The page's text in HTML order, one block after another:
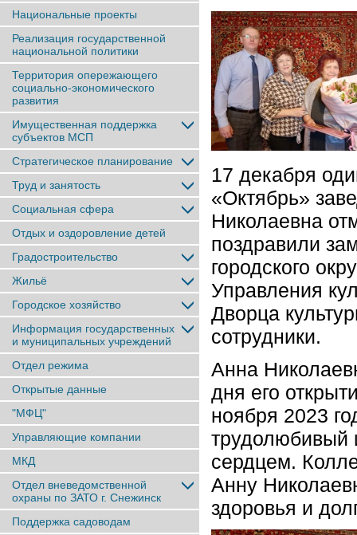
Национальные проекты
Реализация государственной
национальной политики
Территория опережающего
социально-экономического
развития
Имущественная поддержка
субъектов МСП
Стратегическое планирование
Труд и занятость
Социальная сфера
Отдых и оздоровление детей
Градостроительство
Жильё
Городское хозяйство
Информация государственных
и муниципальных учреждений
Отдел режима
Открытые данные
"МФЦ"
Управляющие компании
МКД
Отдел вневедомственной
охраны по ЗАТО г. Снежинск
Поддержка садоводам
17 декабря
«Октябрь»
Николаевна
поздравили
городского
Управления
Дворца
сотрудники.
Анна
дня его
ноября 2023
трудолюбивый
сердцем.
Анну
здоровья и